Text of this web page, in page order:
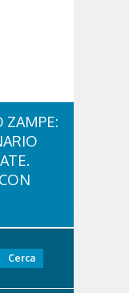
ZAMPE: